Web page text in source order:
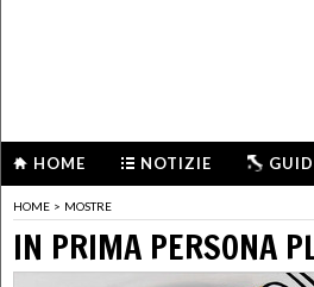
HOME NOTIZIE
HOME > MOSTRE
IN PRIMA PERSONA